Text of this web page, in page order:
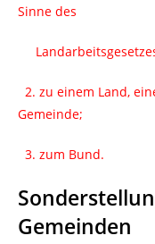
Sinne des
2. zu einem Land,
Gemeinde;
3. zum Bund.
Gemeinden